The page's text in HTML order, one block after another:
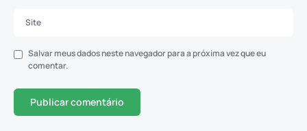
Salvar meus dados neste navegador para a próxima vez que eu
comentar.